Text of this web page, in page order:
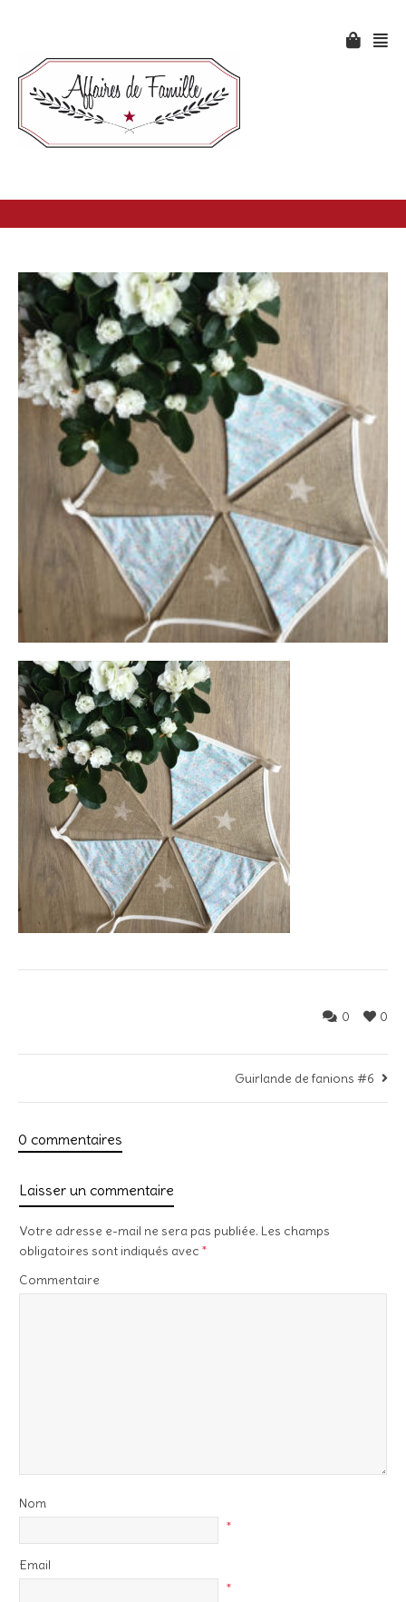
0
0
Guirlande de fanions #6
0 commentaires
Laisser un commentaire
Votre adresse e-mail ne sera pas publiée. Les champs
obligatoires sont indiqués avec *
Commentaire
Nom
*
Email
*